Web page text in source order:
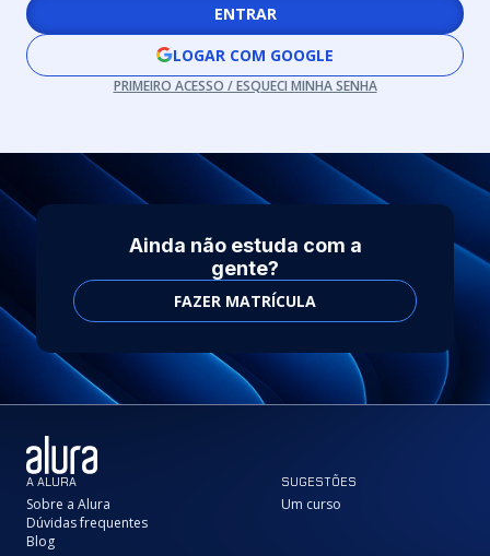
ENTRAR
LOGAR COM GOOGLE
PRIMEIRO ACESSO / ESQUECI MINHA SENHA
Ainda não estuda com a
gente?
FAZER MATRÍCULA
A ALURA
Sobre a Alura
Dúvidas frequentes
Blog
SUGESTÕES
Um curso